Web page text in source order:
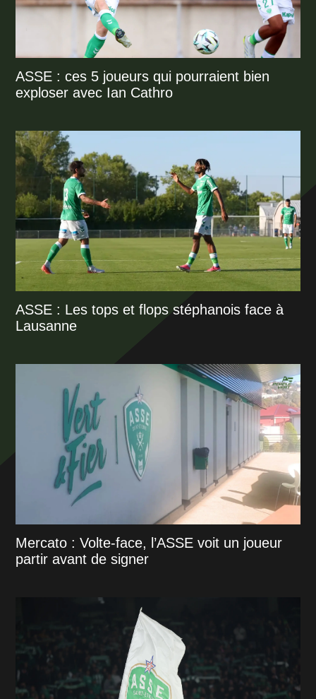
ASSE : ces 5 joueurs qui pourraient bien
exploser avec Ian Cathro
ASSE : Les tops et flops stéphanois face à
Lausanne
Mercato : Volte-face, l’ASSE voit un joueur
partir avant de signer